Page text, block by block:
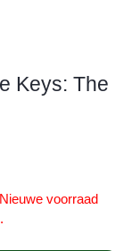
Keys: The
voorraad